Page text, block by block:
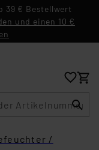
39 € Bestellwert
und einen 10 €
/